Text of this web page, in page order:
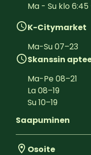
Ma - Su klo 6:45
K-Citymarket
Ma-Su07–23
Skanssin
Ma-Pe08–21
La08–19
Su10–19
Saapuminen
Osoite